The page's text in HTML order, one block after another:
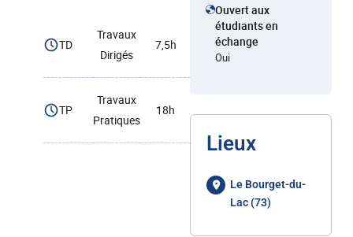
TD
Travaux
Dirigés
7,5h
TP
Travaux
Pratiques
18h
Ouvert aux
étudiants en
échange
Oui
Lieux
Le Bourget-du-
Lac (73)